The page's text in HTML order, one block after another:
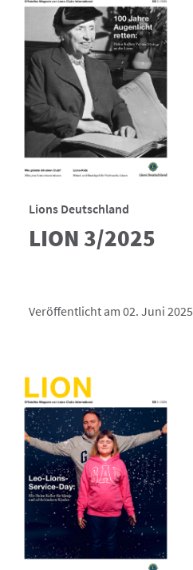
Lions Deutschland
LION 3/2025
Veröffentlicht am 02. Juni 2025